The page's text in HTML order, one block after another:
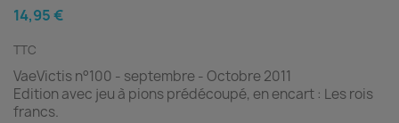
14,95 €
TTC
VaeVictis n°100 - septembre - Octobre 2011
Edition avec jeu à pions prédécoupé, en encart : Les rois
francs.